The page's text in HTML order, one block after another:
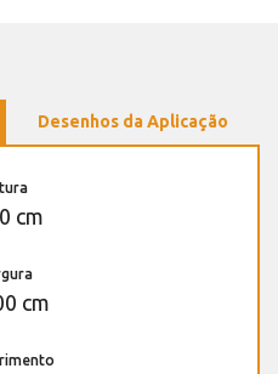
Desenhos da Aplicação
cm
cm